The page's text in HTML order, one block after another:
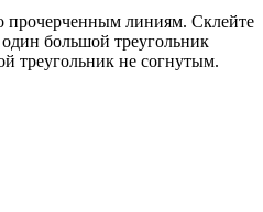
прочерченным линиям. Склейте
большой треугольник
треугольник не согнутым.